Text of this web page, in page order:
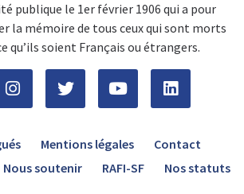
publique le 1er février 1906 qui a pour
la mémoire de tous ceux qui sont morts
qu’ils soient Français ou étrangers.
Mentions légales
Contact
Nous soutenir RAFI-SF Nos statuts